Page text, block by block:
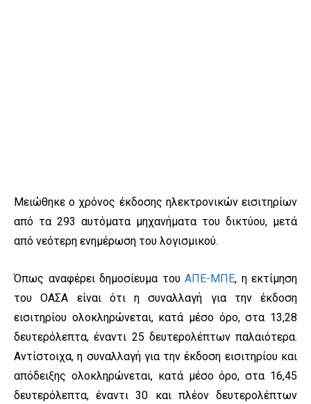
Μειώθηκε ο χρόνος έκδοσης ηλεκτρονικών εισιτηρίων
από τα 293 αυτόματα μηχανήματα του δικτύου, μετά
από νεότερη ενημέρωση του λογισμικού.
Όπως αναφέρει δημοσίευμα του ΑΠΕ-ΜΠΕ, η εκτίμηση
του ΟΑΣΑ είναι ότι η συναλλαγή για την έκδοση
εισιτηρίου ολοκληρώνεται, κατά μέσο όρο, στα 13,28
δευτερόλεπτα, έναντι 25 δευτερολέπτων παλαιότερα.
Αντίστοιχα, η συναλλαγή για την έκδοση εισιτηρίου και
απόδειξης ολοκληρώνεται, κατά μέσο όρο, στα 16,45
δευτερόλεπτα, έναντι 30 και πλέον δευτερολέπτων